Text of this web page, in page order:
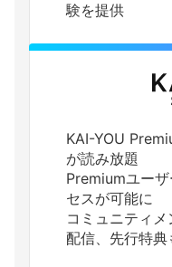
験を提供
KAI-YOU
が読み放題
Premiumユー
セスが可能に
コミュニティ
配信、先行特典